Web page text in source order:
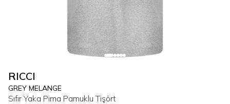
RICCI
GREY MELANGE
Sıfır Yaka Pima Pamuklu Tişört